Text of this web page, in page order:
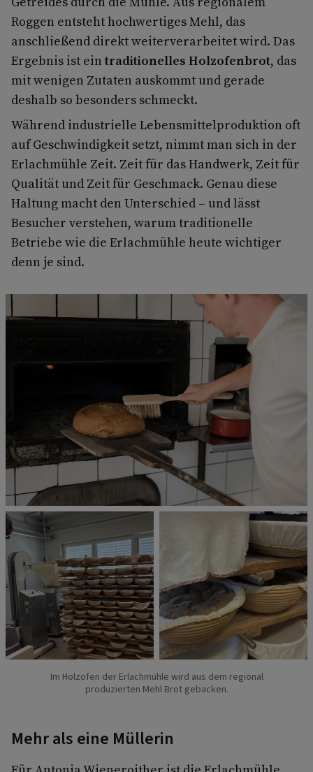
Roggen entsteht hochwertiges Mehl, das
anschließend direkt weiterverarbeitet wird. Das
Ergebnis ist eintraditionelles Holzofenbrot, das
mit wenigen Zutaten auskommt und gerade
deshalb so besonders schmeckt.
Während industrielle Lebensmittelproduktion oft
auf Geschwindigkeit setzt, nimmt man sich in der
Erlachmühle Zeit. Zeit für das Handwerk, Zeit für
Qualität und Zeit für Geschmack. Genau diese
Haltung macht den Unterschied – und lässt
Besucher verstehen, warum traditionelle
Betriebe wie die Erlachmühle heute wichtiger
denn je sind.
Im Holzofen der Erlachmühle wird aus dem regional
produzierten Mehl Brot gebacken.
Mehr als eine Müllerin